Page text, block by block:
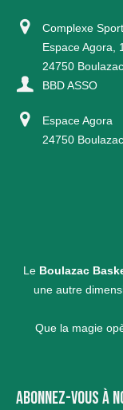
Complexe
Espace Agora,
24750 Boulazac
BBD ASSO
Espace Agora
24750 Boulazac
Le Boulazac
une autre
Que la magie
ABONNEZ-VOUS À